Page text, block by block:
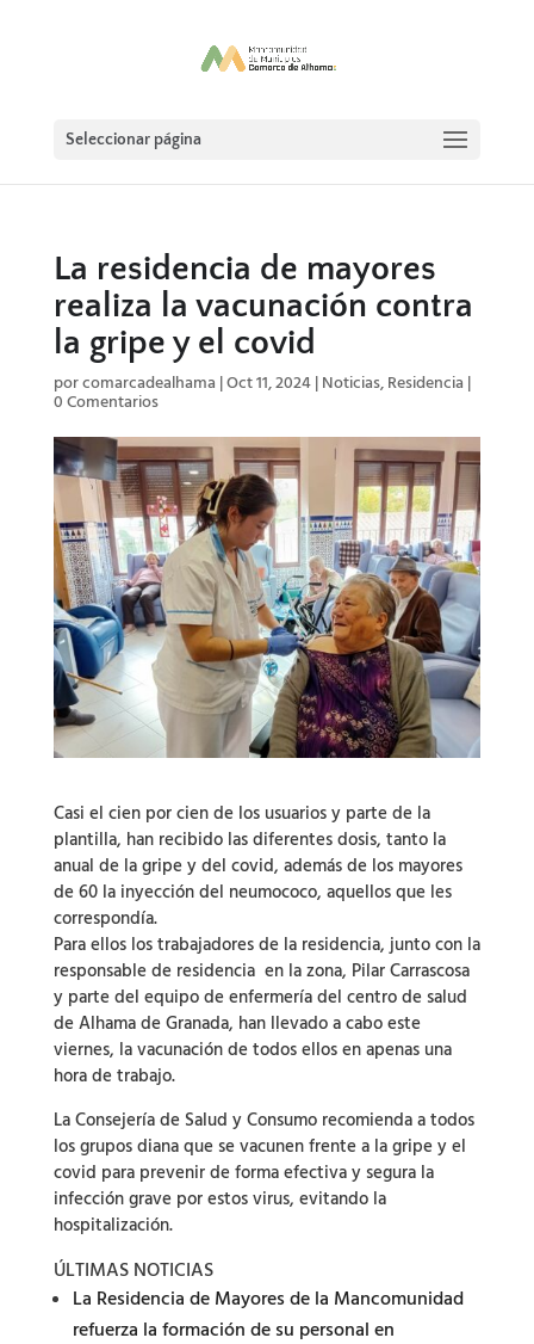
Seleccionar página
La residencia de mayores
realiza la vacunación contra
la gripe y el covid
porcomarcadealhama |Oct 11, 2024| Noticias, Residencia |
0 Comentarios
Casi el cien por cien de los usuarios y parte de la
plantilla, han recibido las diferentes dosis, tanto la
anual de la gripe y del covid, además de los mayores
de 60 la inyección del neumococo, aquellos que les
correspondía.
Para ellos los trabajadores de la residencia, junto con la
responsable de residencia en la zona, Pilar Carrascosa
y parte del equipo de enfermería del centro de salud
de Alhama de Granada, han llevado a cabo este
viernes, la vacunación de todos ellos en apenas una
hora de trabajo.
La Consejería de Salud y Consumo recomienda a todos
los grupos diana que se vacunen frente a la gripe y el
covid para prevenir de forma efectiva y segura la
infección grave por estos virus, evitando la
hospitalización.
ÚLTIMAS NOTICIAS
La Residencia de Mayores de la Mancomunidad
refuerza la formación de su personal en